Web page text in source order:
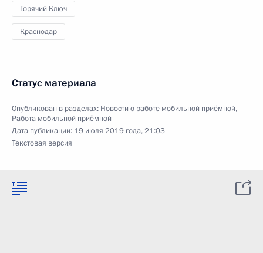
Горячий Ключ
Краснодар
Статус материала
Опубликован в разделах: Новости о работе мобильной приёмной,
Работа мобильной приёмной
Дата публикации: 19 июля 2019 года, 21:03
Текстовая версия